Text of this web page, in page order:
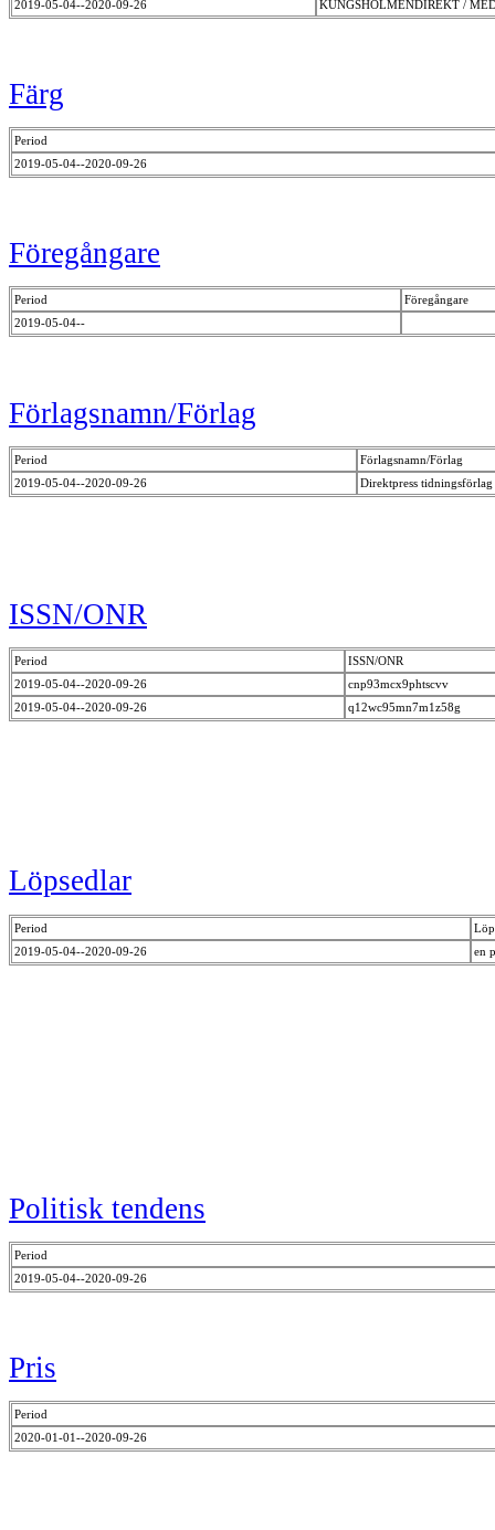
2019-05-04--2020-09-26
KUNGSHOLMENDIREKT /
Färg
Period
2019-05-04--2020-09-26
Föregångare
Period
Föregångare
2019-05-04--
Förlagsnamn/Förlag
Period
Förlagsnamn/Förlag
2019-05-04--2020-09-26
Direktpress
ISSN/ONR
Period
ISSN/ONR
2019-05-04--2020-09-26
cnp93mcx9phtscvv
2019-05-04--2020-09-26
q12wc95mn7m1z58g
Löpsedlar
Period
2019-05-04--2020-09-26
en
Politisk tendens
Period
2019-05-04--2020-09-26
Pris
Period
2020-01-01--2020-09-26